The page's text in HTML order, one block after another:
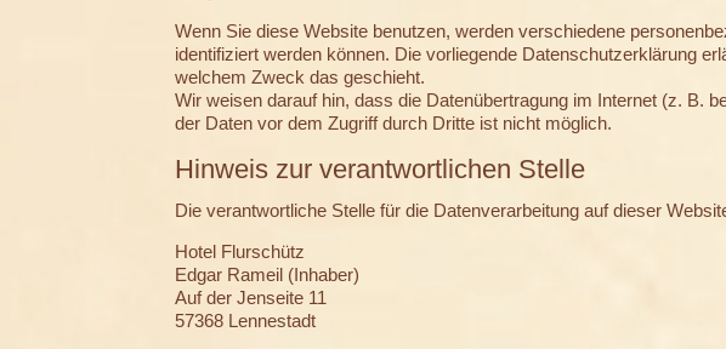
Wenn Sie diese Website benutzen, werden verschiedene
identifiziert werden können. Die vorliegende Datenschutzerklärung
welchem Zweck das geschieht.
Wir weisen darauf hin, dass die Datenübertragung im Internet (z. B.
der Daten vor dem Zugriff durch Dritte ist nicht möglich.
Hinweis zur verantwortlichen Stelle
Die verantwortliche Stelle für die Datenverarbeitung auf dieser
Hotel Flurschütz
Edgar Rameil (Inhaber)
Auf der Jenseite 11
57368 Lennestadt